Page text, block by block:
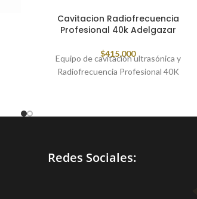
Cavitacion Radiofrecuencia
Profesional 40k Adelgazar
$415,000
Equipo de cavitación ultrasónica y
Radiofrecuencia Profesional 40K
Redes Sociales: